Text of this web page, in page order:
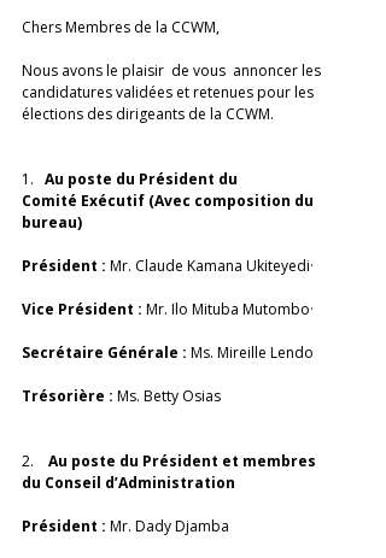
Chers Membres de la CCWM,
Nous avons le plaisir  de vous  annoncer les
candidatures validées et retenues pour les
élections des dirigeants de la CCWM.
1. Au poste du Président du
Comité Exécutif (Avec composition du
bureau)
Président : Mr. Claude Kamana Ukiteyedi·
Vice Président : Mr. Ilo Mituba Mutombo·
Secrétaire Générale : Ms. Mireille Lendo
Trésorière : Ms. Betty Osias
2. Au poste du Président et membres
du Conseil d’Administration
Président : Mr. Dady Djamba